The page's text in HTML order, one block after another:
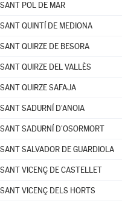
SANT POL DE MAR
SANT QUINTÍ DE MEDIONA
SANT QUIRZE DE BESORA
SANT QUIRZE DEL VALLÈS
SANT QUIRZE SAFAJA
SANT SADURNÍ D'ANOIA
SANT SADURNÍ D'OSORMORT
SANT SALVADOR DE GUARDIOLA
SANT VICENÇ DE CASTELLET
SANT VICENÇ DELS HORTS